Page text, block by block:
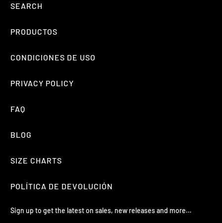
SEARCH
PRODUCTOS
CONDICIONES DE USO
PRIVACY POLICY
FAQ
BLOG
SIZE CHARTS
POLÍTICA DE DEVOLUCIÓN
Sign up to get the latest on sales, new releases and more…